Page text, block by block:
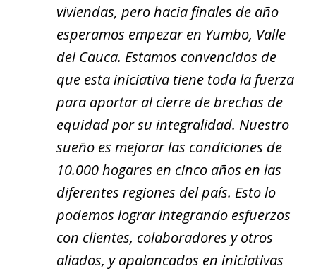
viviendas, pero hacia finales de año
esperamos empezar en Yumbo, Valle
del Cauca. Estamos convencidos de
que esta iniciativa tiene toda la fuerza
para aportar al cierre de brechas de
equidad por su integralidad. Nuestro
sueño es mejorar las condiciones de
10.000 hogares en cinco años en las
diferentes regiones del país. Esto lo
podemos lograr integrando esfuerzos
con clientes, colaboradores y otros
aliados, y apalancados en iniciativas